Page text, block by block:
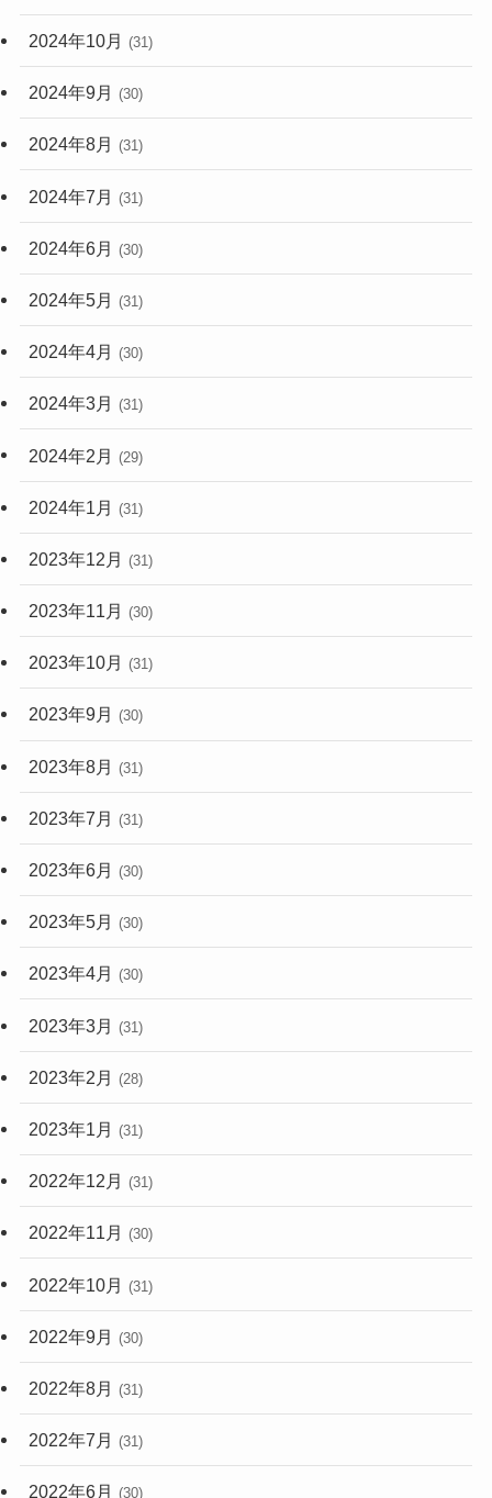
2024年10月 (31)
2024年9月 (30)
2024年8月 (31)
2024年7月 (31)
2024年6月 (30)
2024年5月 (31)
2024年4月 (30)
2024年3月 (31)
2024年2月 (29)
2024年1月 (31)
2023年12月 (31)
2023年11月 (30)
2023年10月 (31)
2023年9月 (30)
2023年8月 (31)
2023年7月 (31)
2023年6月 (30)
2023年5月 (30)
2023年4月 (30)
2023年3月 (31)
2023年2月 (28)
2023年1月 (31)
2022年12月 (31)
2022年11月 (30)
2022年10月 (31)
2022年9月 (30)
2022年8月 (31)
2022年7月 (31)
2022年6月 (30)